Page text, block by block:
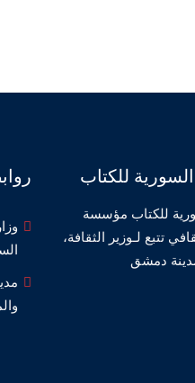
السورية للكتاب
للكتاب مؤسسة
تتبع لـوزير الثقافة،
دمشق